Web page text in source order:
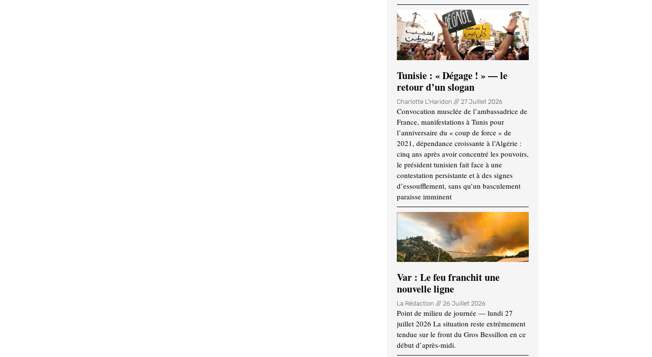
Tunisie : « Dégage ! » — le
retour d’un slogan
Charlotte L'Haridon 27 Juillet 2026
Convocation musclée de l’ambassadrice de
France, manifestations à Tunis pour
l’anniversaire du « coup de force » de
2021, dépendance croissante à l’Algérie :
cinq ans après avoir concentré les pouvoirs,
le président tunisien fait face à une
contestation persistante et à des signes
d’essoufflement, sans qu’un basculement
paraisse imminent
Var : Le feu franchit une
nouvelle ligne
La Rédaction 26 Juillet 2026
Point de milieu de journée — lundi 27
juillet 2026 La situation reste extrêmement
tendue sur le front du Gros Bessillon en ce
début d’après-midi.